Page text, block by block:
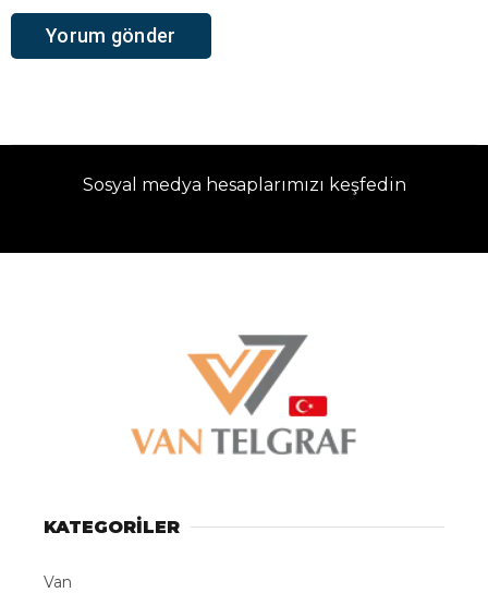
Sosyal medya hesaplarımızı keşfedin
KATEGORİLER
Van